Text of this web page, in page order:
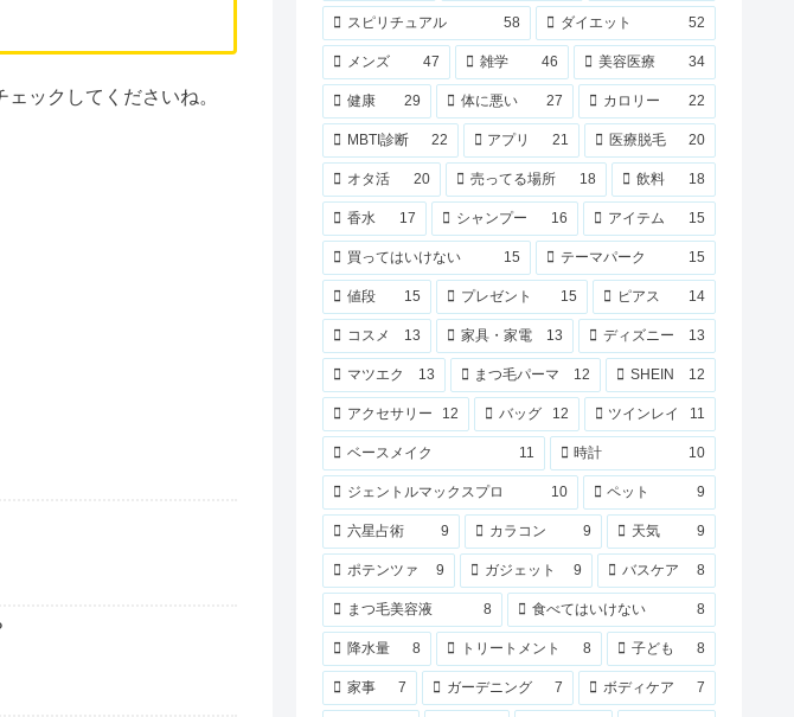
ックしてくださいね。
スピリチュアル 58 ダイエット 52
メンズ 47 雑学 46 美容医療 34
健康 29 体に悪い 27 カロリー 22
MBTI診断 22 アプリ 21 医療脱毛 20
オタ活 20 売ってる場所 18 飲料 18
香水 17 シャンプー 16 アイテム 15
買ってはいけない 15 テーマパーク 15
値段 15 プレゼント 15 ピアス 14
コスメ 13 家具・家電 13 ディズニー 13
マツエク 13 まつ毛パーマ 12 SHEIN 12
アクセサリー 12 バッグ 12 ツインレイ 11
ベースメイク 11 時計 10
ジェントルマックスプロ 10 ペット 9
六星占術 9 カラコン 9 天気 9
ポテンツァ 9 ガジェット 9 バスケア 8
まつ毛美容液 8 食べてはいけない 8
降水量 8 トリートメント 8 子ども 8
家事 7 ガーデニング 7 ボディケア 7